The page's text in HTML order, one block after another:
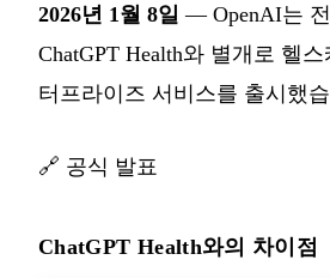
2026년 1월 8일 — OpenAI는
ChatGPT Health와 별개로 헬
터프라이즈 서비스를 출시했
🔗 공식 발표
ChatGPT Health와의 차이점